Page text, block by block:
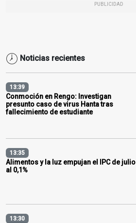
PUBLICIDAD
Noticias recientes
13:39
Conmoción en Rengo: Investigan
presunto caso de virus Hanta tras
fallecimiento de estudiante
13:35
Alimentos y la luz empujan el IPC de julio
al 0,1%
13:30